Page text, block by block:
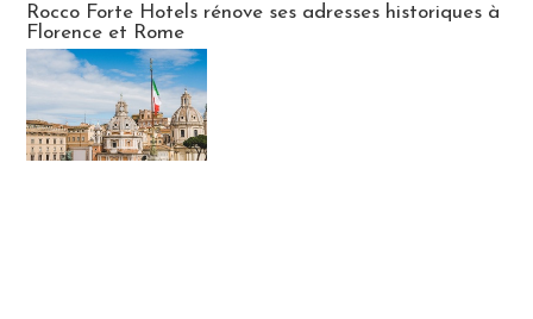
Rocco Forte Hotels rénove ses adresses historiques à
Florence et Rome